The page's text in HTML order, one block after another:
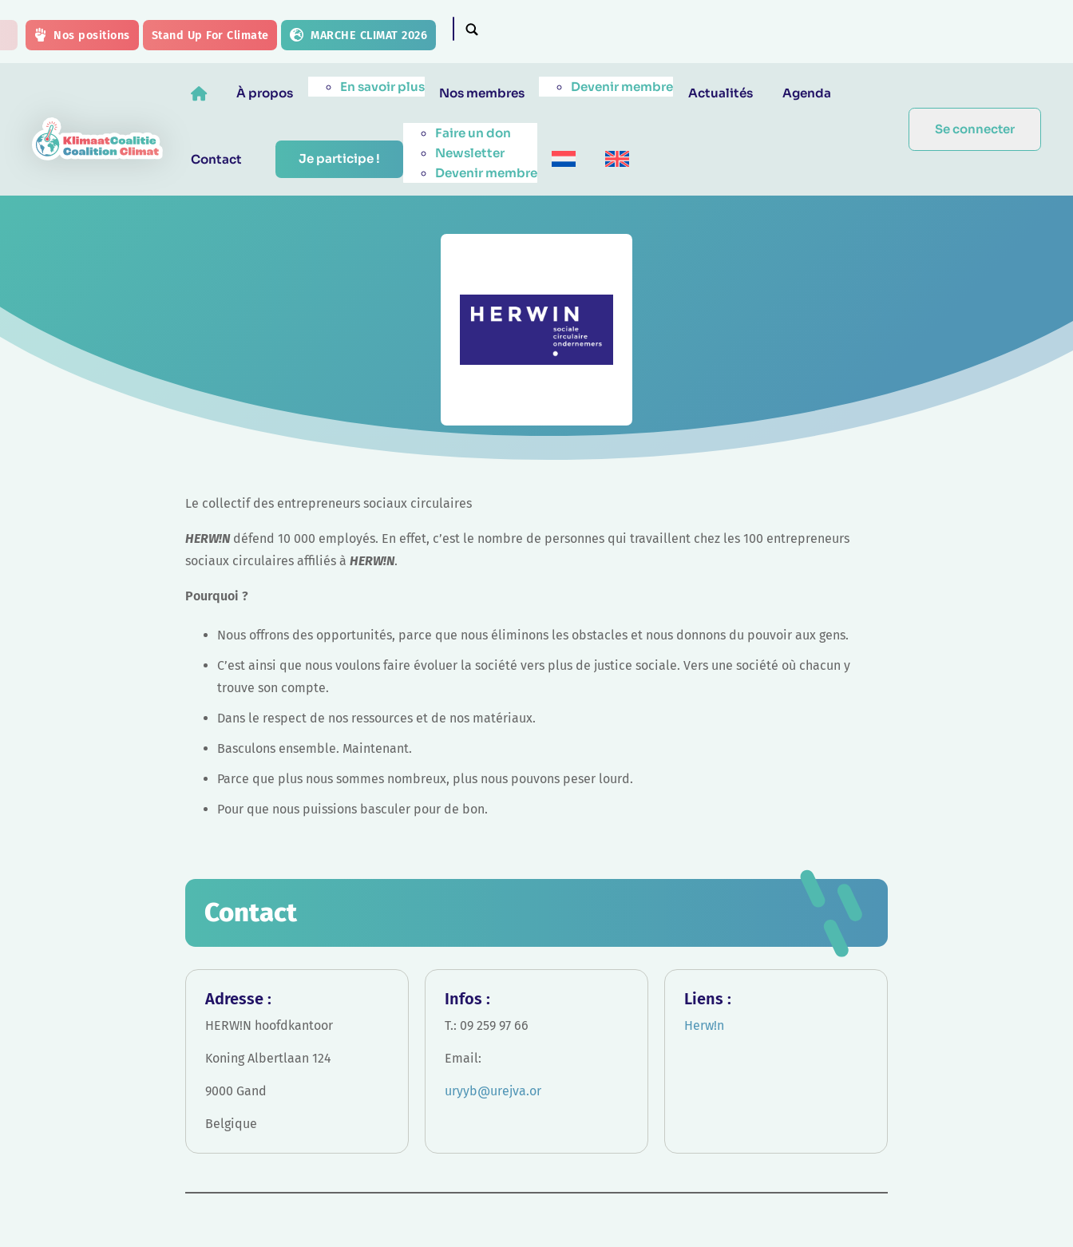
Nos positions Stand Up For Climate MARCHE CLIMAT 2026
À propos En savoir plus Nos membres Devenir membre Actualités Agenda
Contact Je participe !
Faire un don
Newsletter
Devenir membre
Se connecter
Le collectif des entrepreneurs sociaux circulaires
HERW!N défend 10 000 employés. En effet, c’est le nombre de personnes qui travaillent chez les 100 entrepreneurs
sociaux circulaires affiliés àHERW!N.
Pourquoi ?
Nous offrons des opportunités, parce que nous éliminons les obstacles et nous donnons du pouvoir aux gens.
C’est ainsi que nous voulons faire évoluer la société vers plus de justice sociale. Vers une société où chacun y
trouve son compte.
Dans le respect de nos ressources et de nos matériaux.
Basculons ensemble. Maintenant.
Parce que plus nous sommes nombreux, plus nous pouvons peser lourd.
Pour que nous puissions basculer pour de bon.
Contact
Adresse :
HERW!N hoofdkantoor
Koning Albertlaan 124
9000 Gand
Belgique
Infos :
T.: 09 259 97 66
Email:
uryyb@urejva.or
Liens :
Herw!n